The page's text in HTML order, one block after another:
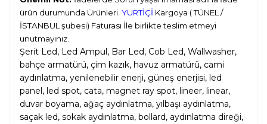
ürün durumunda Ürünleri YURTİÇİ Kargoya ( TÜNEL /
İSTANBUL şubesi) Faturası İle birlikte teslim etmeyi
unutmayınız.
Şerit Led, Led Ampul, Bar Led, Cob Led, Wallwasher,
bahçe armatürü, çim kazık, havuz armatürü, cami
aydınlatma, yenilenebilir enerji, güneş enerjisi, led
panel, led spot, cata, magnet ray spot, lineer, linear,
duvar boyama, ağaç aydınlatma, yılbaşı aydınlatma,
saçak led, sokak aydınlatma, bollard, aydınlatma direği,